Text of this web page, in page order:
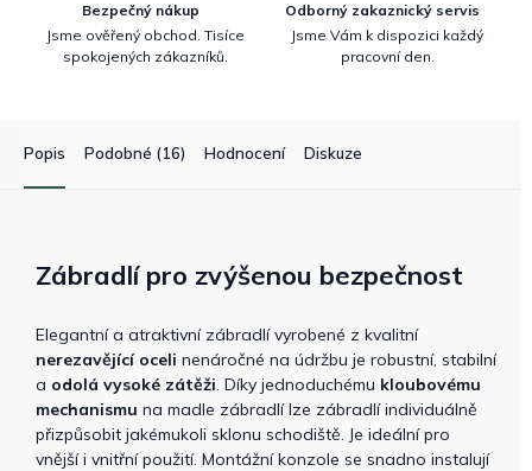
Bezpečný nákup
Jsme ověřený obchod. Tisíce
spokojených zákazníků.
Odborný zakaznický servis
Jsme Vám k dispozici každý
pracovní den.
Popis Podobné (16) Hodnocení Diskuze
Zábradlí pro zvýšenou bezpečnost
Elegantní a atraktivní zábradlí vyrobené z kvalitní
nerezavějící oceli nenáročné na údržbu je robustní, stabilní
a odolá vysoké zátěži. Díky jednoduchému kloubovému
mechanismu na madle zábradlí lze zábradlí individuálně
přizpůsobit jakémukoli sklonu schodiště. Je ideální pro
vnější i vnitřní použití. Montážní konzole se snadno instalují